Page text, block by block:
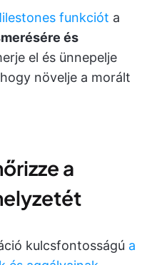
funkciót a
és
el és ünnepelje
növelje a morált
a
kulcsfontosságú a